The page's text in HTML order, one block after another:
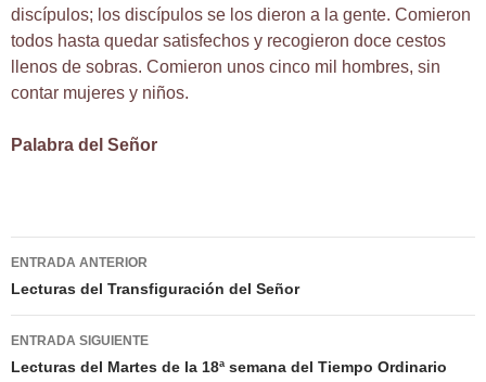
discípulos; los discípulos se los dieron a la gente. Comieron
todos hasta quedar satisfechos y recogieron doce cestos
llenos de sobras. Comieron unos cinco mil hombres, sin
contar mujeres y niños.
Palabra del Señor
Navegación
de
entradas
ENTRADA ANTERIOR
Lecturas del Transfiguración del Señor
ENTRADA SIGUIENTE
Lecturas del Martes de la 18ª semana del Tiempo Ordinario